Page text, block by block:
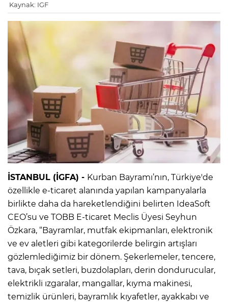
Kaynak: IGF
İSTANBUL (İGFA) - Kurban Bayramı’nın, Türkiye'de
özellikle e-ticaret alanında yapılan kampanyalarla
birlikte daha da hareketlendiğini belirten IdeaSoft
CEO’su ve TOBB E-ticaret Meclis Üyesi Seyhun
Özkara, “Bayramlar, mutfak ekipmanları, elektronik
ve ev aletleri gibi kategorilerde belirgin artışları
gözlemlediğimiz bir dönem. Şekerlemeler, tencere,
tava, bıçak setleri, buzdolapları, derin dondurucular,
elektrikli ızgaralar, mangallar, kıyma makinesi,
temizlik ürünleri, bayramlık kıyafetler, ayakkabı ve